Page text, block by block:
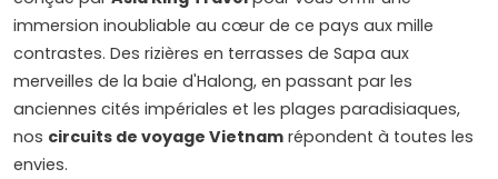
immersion inoubliable au cœur de ce pays aux mille
contrastes. Des rizières en terrasses de Sapa aux
merveilles de la baie d'Halong, en passant par les
anciennes cités impériales et les plages paradisiaques,
nos circuits de voyage Vietnam répondent à toutes les
envies.